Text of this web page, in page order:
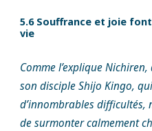
5.6 Souffrance et joie
vie
Comme l’explique
son disciple Shijo Kingo,
d’innombrables difficultés,
de surmonter calmement